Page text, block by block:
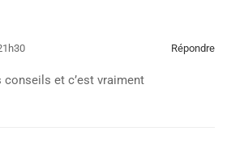
Répondre
conseils et c’est vraiment